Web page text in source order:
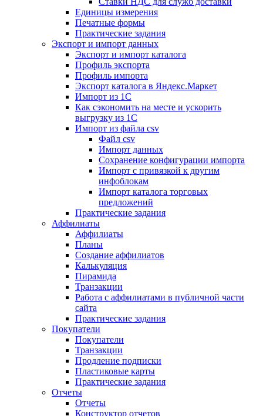
Единицы измерения
Печатные формы
Практические задания
Экспорт и импорт данных
Экспорт и импорт каталога
Профиль экспорта
Профиль импорта
Экспорт каталога в Яндекс.Маркет
Импорт из 1С
Как сэкономить на месте и ускорить
выгрузку из 1С
Импорт из файла csv
Файл csv
Импорт данных
Сохранение конфигурации импорта
Импорт с привязкой к другим
инфоблокам
Импорт каталога торговых
предложений
Практические задания
Аффилиаты
Аффилиаты
Планы
Создание аффилиатов
Калькуляция
Пирамида
Транзакции
Работа с аффилиатами в публичной части
сайта
Практические задания
Покупатели
Покупатели
Транзакции
Продление подписки
Пластиковые карты
Практические задания
Отчеты
Отчеты
Конструктор отчетов